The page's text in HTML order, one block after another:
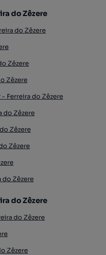
do Zêzere
do Zêzere
Zêzere
Zêzere
Ferreira do Zêzere
do Zêzere
Zêzere
Zêzere
do Zêzere
do Zêzere
do Zêzere
Zêzere